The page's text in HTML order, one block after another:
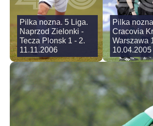
Pilka nozna. 5 Liga.
Naprzod Zielonki -
Tecza Plonsk 1 - 2.
11.11.2006
Pilka
Cracovia
Warszawa
10.04.2005